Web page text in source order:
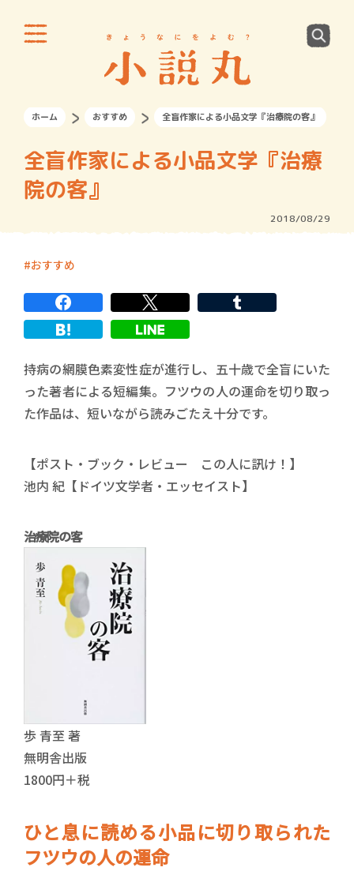
ホーム おすすめ 全盲作家による小品文学『治療院の客』
全盲作家による小品文学『治療
院の客』
2018/08/29
おすすめ
持病の網膜色素変性症が進行し、五十歳で全盲にいた
った著者による短編集。フツウの人の運命を切り取っ
た作品は、短いながら読みごたえ十分です。
【ポスト・ブック・レビュー この人に訊け！】
池内 紀【ドイツ文学者・エッセイスト】
治療院の客
歩 青至 著
無明舎出版
1800円＋税
ひと息に読める小品に切り取られた
フツウの人の運命